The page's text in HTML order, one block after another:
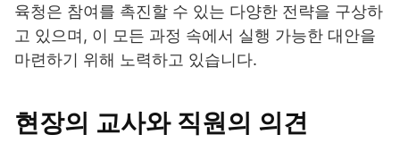
육청은 참여를 촉진할 수 있는 다양한 전략을 구상하
고 있으며, 이 모든 과정 속에서 실행 가능한 대안을
마련하기 위해 노력하고 있습니다.
현장의 교사와 직원의 의견